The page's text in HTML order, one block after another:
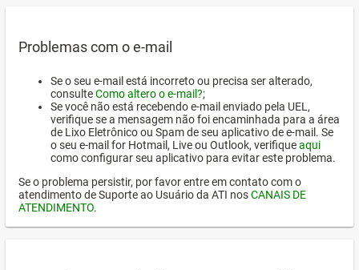
Problemas com o e-mail
Se o seu e-mail está incorreto ou precisa ser alterado,
consulteComo altero o e-mail?;
Se você não está recebendo e-mail enviado pela UEL,
verifique se a mensagem não foi encaminhada para a área
de Lixo Eletrônico ou Spam de seu aplicativo de e-mail. Se
o seu e-mail for Hotmail, Live ou Outlook, verifiqueaqui
como configurar seu aplicativo para evitar este problema.
Se o problema persistir, por favor entre em contato com o
atendimento de Suporte ao Usuário da ATI nosCANAIS DE
ATENDIMENTO.